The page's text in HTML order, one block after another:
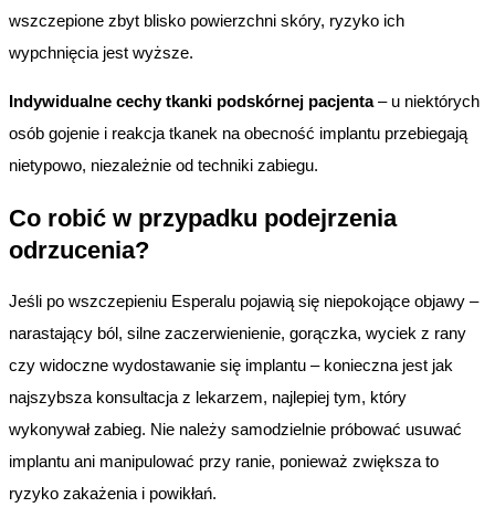
wszczepione zbyt blisko powierzchni skóry, ryzyko ich
wypchnięcia jest wyższe.
Indywidualne cechy tkanki podskórnej pacjenta– u niektórych
osób gojenie i reakcja tkanek na obecność implantu przebiegają
nietypowo, niezależnie od techniki zabiegu.
Co robić w przypadku podejrzenia
odrzucenia?
Jeśli po wszczepieniu Esperalu pojawią się niepokojące objawy –
narastający ból, silne zaczerwienienie, gorączka, wyciek z rany
czy widoczne wydostawanie się implantu – konieczna jest jak
najszybsza konsultacja z lekarzem, najlepiej tym, który
wykonywał zabieg. Nie należy samodzielnie próbować usuwać
implantu ani manipulować przy ranie, ponieważ zwiększa to
ryzyko zakażenia i powikłań.